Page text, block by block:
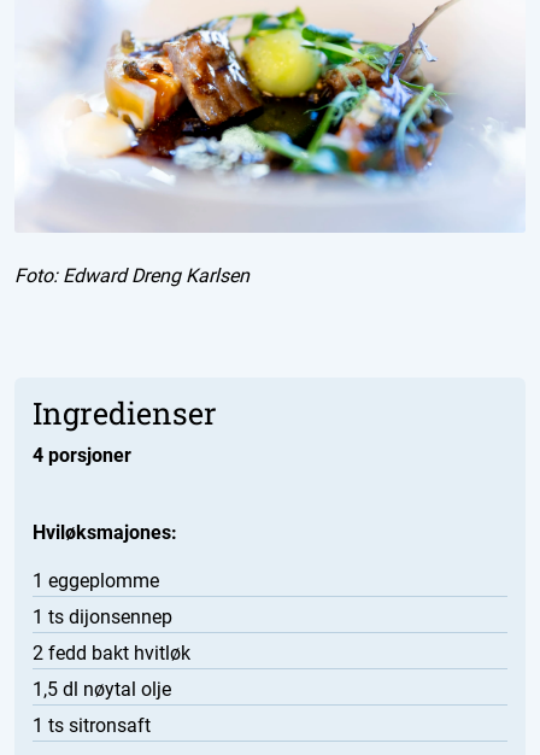
Foto: Edward Dreng Karlsen
Ingredienser
4 porsjoner
Hviløksmajones:
1 eggeplomme
1 ts dijonsennep
2 fedd bakt hvitløk
1,5 dl nøytal olje
1 ts sitronsaft